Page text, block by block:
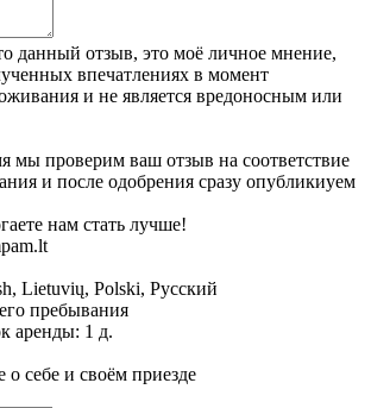
данный отзыв, это моё личное мнение,
впечатлениях в момент
и не является вредоносным или
мы проверим ваш отзыв на соответствие
и после одобрения сразу опубликиуем
нам стать лучше!
Lietuvių, Polski, Русский
пребывания
аренды: 1 д.
о себе и своём приезде